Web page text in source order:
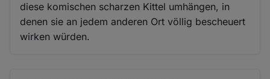
diese komischen scharzen Kittel umhängen, in
denen sie an jedem anderen Ort völlig bescheuert
wirken würden.